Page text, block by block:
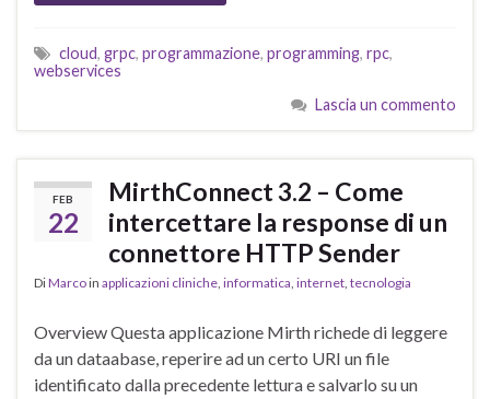
cloud, grpc, programmazione, programming, rpc,
webservices
Lascia un commento
FEB
22
MirthConnect 3.2 – Come
intercettare la response di un
connettore HTTP Sender
DiMarcoin applicazioni cliniche, informatica, internet, tecnologia
Overview Questa applicazione Mirth richede di leggere
da un dataabase, reperire ad un certo URI un file
identificato dalla precedente lettura e salvarlo su un